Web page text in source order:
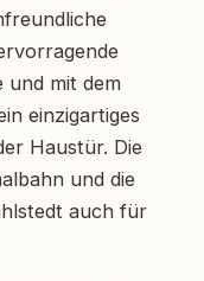
und mit dem
einzigartiges
Haustür. Die
und die
auch für